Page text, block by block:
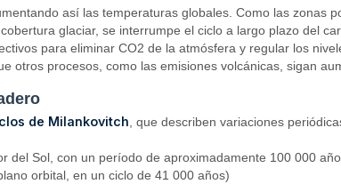
así las temperaturas globales. Como las zonas
glaciar, se interrumpe el ciclo a largo plazo del
para eliminar CO2 de la atmósfera y regular los
procesos, como las emisiones volcánicas, sigan
de Milankovitch , que describen variaciones
del Sol, con un período de aproximadamente 100 000
orbital, en un ciclo de 41 000 años)